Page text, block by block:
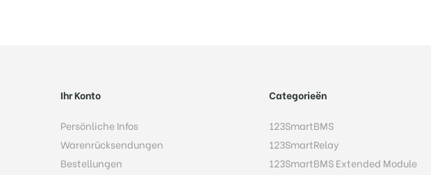
Ihr Konto
Persönliche Infos
Warenrücksendungen
Bestellungen
Categorieën
123SmartBMS
123SmartRelay
123SmartBMS Extended Module